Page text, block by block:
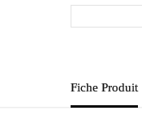
Fiche Produit